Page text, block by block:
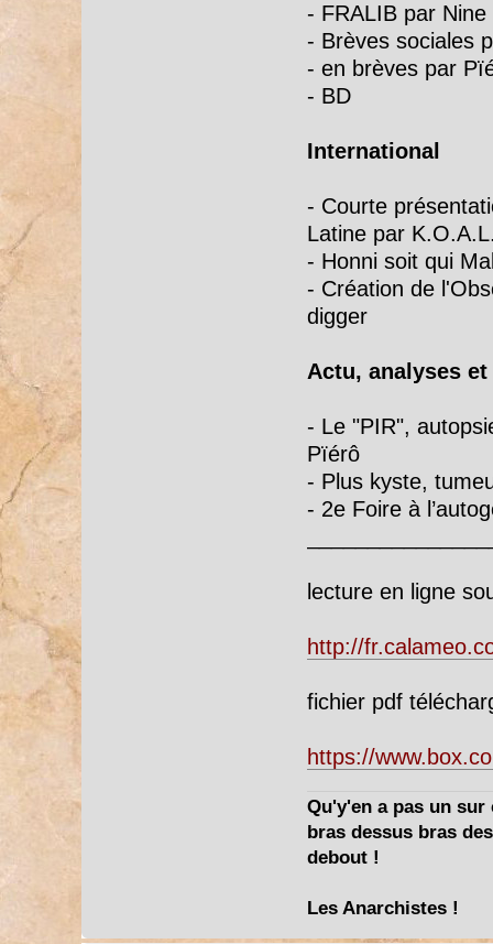
- FRALIB par Nine
- Brèves sociales
- en brèves par
- BD
International
- Courte
Latine par
- Honni soit qui
- Création de
digger
Actu, analyses
- Le "PIR",
Pïérô
- Plus kyste,
- 2e Foire à
lecture en ligne
http://
fichier pdf
https://
Qu'y'en a pas un
bras dessus bras
debout !
Les Anarchistes !